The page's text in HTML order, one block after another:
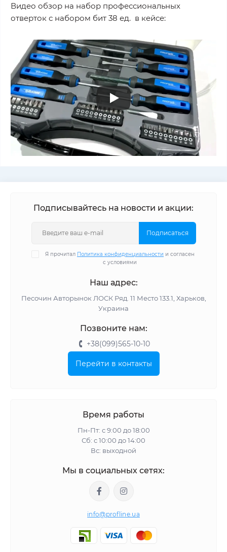
Видео обзор на набор профессиональных
отверток с набором бит 38 ед. в кейсе:
Подписывайтесь на новости и акции:
Подписаться
Я прочитал Политика конфиденциальности и согласен
с условиями
Наш адрес:
Песочин Авторынок ЛОСК Ряд. 11 Место 133.1, Харьков,
Украина
Позвоните нам:
+38(099)565-10-10
Перейти в контакты
Время работы
Пн-Пт: с 9:00 до 18:00
Сб: с 10:00 до 14:00
Вс: выходной
Мы в социальных сетях:
info@profline.ua